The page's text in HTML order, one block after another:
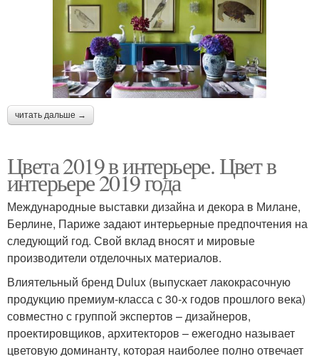
читать дальше →
Цвета 2019 в интерьере. Цвет в
интерьере 2019 года
Международные выставки дизайна и декора в Милане,
Берлине, Париже задают интерьерные предпочтения на
следующий год. Свой вклад вносят и мировые
производители отделочных материалов.
Влиятельный бренд Dulux (выпускает лакокрасочную
продукцию премиум-класса с 30-х годов прошлого века)
совместно с группой экспертов – дизайнеров,
проектировщиков, архитекторов – ежегодно называет
цветовую доминанту, которая наиболее полно отвечает